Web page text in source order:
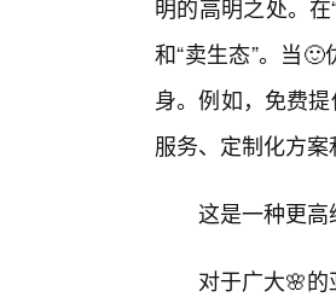
明的高明之处。在
和“卖生态”。当
身。例如，免费
服务、定制化方
这是一种更
对于广大🌸的